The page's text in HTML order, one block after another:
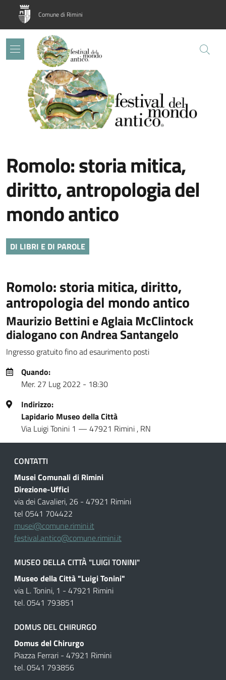
Salta al contenuto principale
Skip to footer content
Comune di Rimini
Romolo: storia mitica,
diritto, antropologia del
mondo antico
DI LIBRI E DI PAROLE
Romolo: storia mitica, diritto,
antropologia del mondo antico
Maurizio Bettini e Aglaia McClintock
dialogano con Andrea Santangelo
Ingresso gratuito fino ad esaurimento posti
Quando:
Mer. 27 Lug 2022 - 18:30
Indirizzo:
Lapidario Museo della Città
Via Luigi Tonini 1 — 47921 Rimini , RN
CONTATTI
Musei Comunali di Rimini
Direzione-Uffici
via dei Cavalieri, 26 - 47921 Rimini
tel 0541 704422
musei@comune.rimini.it
festival.antico@comune.rimini.it
MUSEO DELLA CITTÀ "LUIGI TONINI"
Museo della Città "Luigi Tonini"
via L. Tonini, 1 - 47921 Rimini
tel. 0541 793851
DOMUS DEL CHIRURGO
Domus del Chirurgo
Piazza Ferrari - 47921 Rimini
tel. 0541 793856